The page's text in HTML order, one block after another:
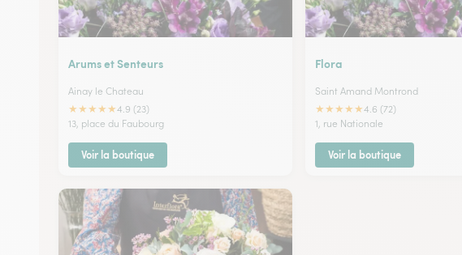
Arums et Senteurs
Ainay le Chateau
★★★★★4.9 (23)
13, place du Faubourg
Voir la boutique
Flora
Saint Amand Montrond
★★★★★4.6 (72)
1, rue Nationale
Voir la boutique